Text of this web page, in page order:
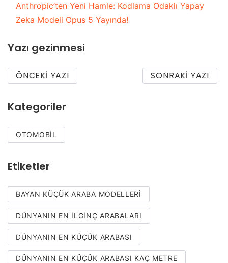
Anthropic’ten Yeni Hamle: Kodlama Odaklı Yapay
Zeka Modeli Opus 5 Yayında!
Yazı gezinmesi
ÖNCEKI YAZI SONRAKI YAZI
Kategoriler
OTOMOBIL
Etiketler
BAYAN KÜÇÜK ARABA MODELLERI
DÜNYANIN EN ILGINÇ ARABALARI
DÜNYANIN EN KÜÇÜK ARABASI
DÜNYANIN EN KÜÇÜK ARABASI KAÇ METRE